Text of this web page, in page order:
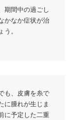
期間中の過ごし
かなか症状が治
う。
も、皮膚を糸で
に腫れが生じま
に予定した二重